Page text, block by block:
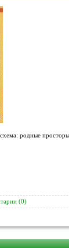
родные
(0)